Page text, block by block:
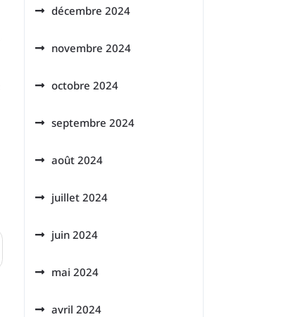
décembre 2024
novembre 2024
octobre 2024
septembre 2024
août 2024
juillet 2024
juin 2024
mai 2024
avril 2024